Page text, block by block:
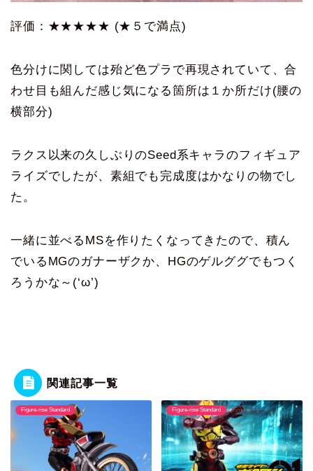
評価：★★★★★ (★５で満点)
色分けに関しては殆ど色プラで再現されていて、合
わせ目も組んだ感じ気になる箇所は１か所だけ(腰の
横部分)
ラクス以来の久しぶりのSeed系キャラのフィギュア
ライズでしたが、素組でも完成度はかなりの物でし
た。
一緒に並べるMSを作りたくなってきたので、積ん
でいるMGのガナーザクか、HGのゲルググでもつく
ろうかな～(‘ω’)
関連記事一覧
Figure-rise Standard Figure-rise Standard